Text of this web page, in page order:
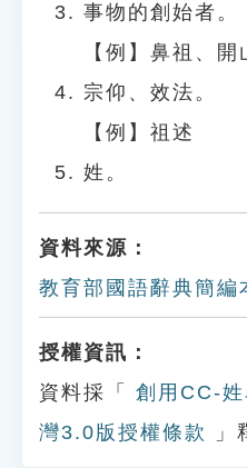
事物的創始者。
【例】鼻祖、開
宗仰、效法。
【例】祖述
姓。
資料來源：
教育部國語辭典簡編
授權資訊：
資料採「
創用CC-
灣3.0版授權條款
」